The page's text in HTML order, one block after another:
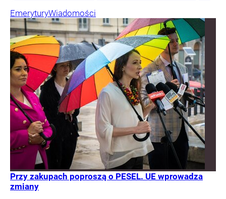
EmeryturyWiadomości
Przy zakupach poproszą o PESEL. UE wprowadza
zmiany